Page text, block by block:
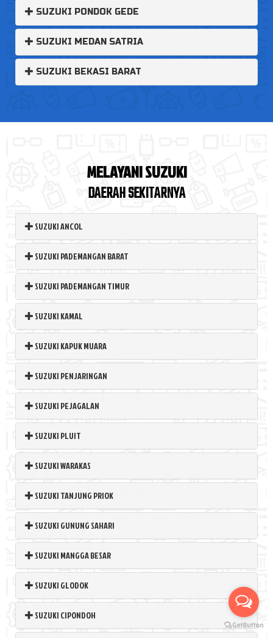
SUZUKI PONDOK GEDE
SUZUKI MEDAN SATRIA
SUZUKI BEKASI BARAT
MELAYANI SUZUKI
DAERAH SEKITARNYA
SUZUKI ANCOL
SUZUKI PADEMANGAN BARAT
SUZUKI PADEMANGAN TIMUR
SUZUKI KAMAL
SUZUKI KAPUK MUARA
SUZUKI PENJARINGAN
SUZUKI PEJAGALAN
SUZUKI PLUIT
SUZUKI WARAKAS
SUZUKI TANJUNG PRIOK
SUZUKI GUNUNG SAHARI
SUZUKI MANGGA BESAR
SUZUKI GLODOK
SUZUKI CIPONDOH